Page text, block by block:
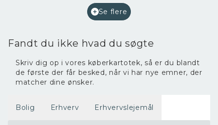
Se flere
Fandt du ikke hvad du søgte
Skriv dig op i vores køberkartotek, så er du blandt
de første der får besked, når vi har nye emner, der
matcher dine ønsker.
Bolig Erhverv Erhvervslejemål